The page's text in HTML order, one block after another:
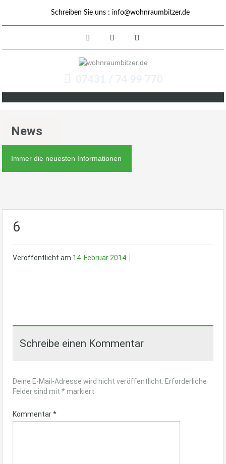
Schreiben Sie uns : info@wohnraumbitzer.de
07431 / 74 99 770
News
Immer die neuesten Informationen
6
Veröffentlicht am 14. Februar 2014
Schreibe einen Kommentar
Deine E-Mail-Adresse wird nicht veröffentlicht. Erforderliche
Felder sind mit *markiert
Kommentar*